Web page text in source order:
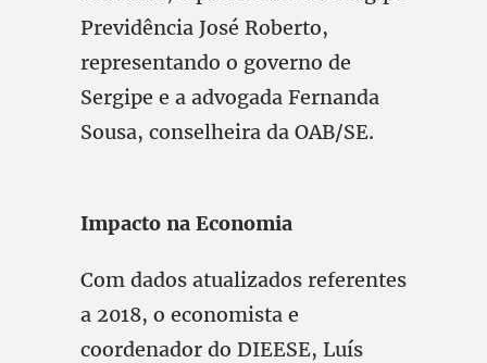
Previdência José Roberto,
representando o governo de
Sergipe e a advogada Fernanda
Sousa, conselheira da OAB/SE.
Impacto na Economia
Com dados atualizados referentes
a 2018, o economista e
coordenador do DIEESE, Luís